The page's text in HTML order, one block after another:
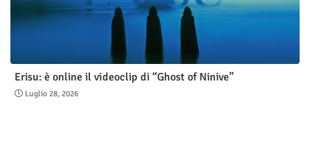
Erisu: è online il videoclip di “Ghost of Ninive”
Luglio 28, 2026